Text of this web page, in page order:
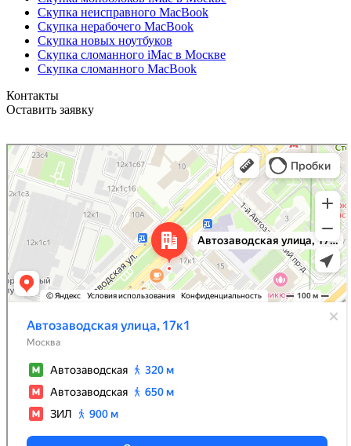
Скупка неисправного MacBook
Скупка нерабочего MacBook
Скупка новых ноутбуков
Скупка сломанного iMac в Москве
Скупка сломанного MacBook
Контакты
Оставить заявку